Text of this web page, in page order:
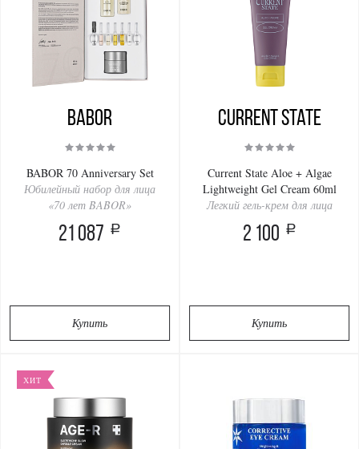
BABOR
BABOR 70 Anniversary Set
Юбилейный набор для лица
«70 лет BABOR»
21 087 a
Купить
Current State
Current State Aloe + Algae
Lightweight Gel Cream 60ml
Легкий гель-крем для лица
2 100 a
Купить
ХИТ